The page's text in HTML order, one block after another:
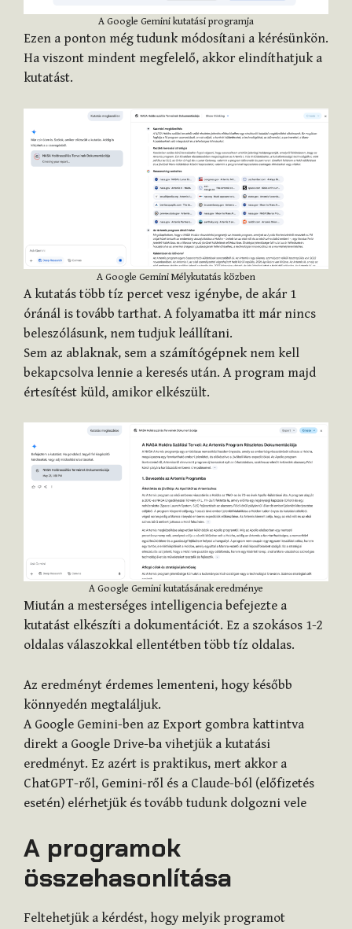
A Google Gemini kutatási programja
Ezen a ponton még tudunk módosítani a kérésünkön.
Ha viszont mindent megfelelő, akkor elindíthatjuk a
kutatást.
A Google Gemini Mélykutatás közben
A kutatás több tíz percet vesz igénybe, de akár 1
óránál is tovább tarthat. A folyamatba itt már nincs
beleszólásunk, nem tudjuk leállítani.
Sem az ablaknak, sem a számítógépnek nem kell
bekapcsolva lennie a keresés után. A program majd
értesítést küld, amikor elkészült.
A Google Gemini kutatásának eredménye
Miután a mesterséges intelligencia befejezte a
kutatást elkészíti a dokumentációt. Ez a szokásos 1-2
oldalas válaszokkal ellentétben több tíz oldalas.
Az eredményt érdemes lementeni, hogy később
könnyedén megtaláljuk.
A Google Gemini-ben az Export gombra kattintva
direkt a Google Drive-ba vihetjük a kutatási
eredményt. Ez azért is praktikus, mert akkor a
ChatGPT-ről, Gemini-ről és a Claude-ból (előfizetés
esetén) elérhetjük és tovább tudunk dolgozni vele
A programok
összehasonlítása
Feltehetjük a kérdést, hogy melyik programot